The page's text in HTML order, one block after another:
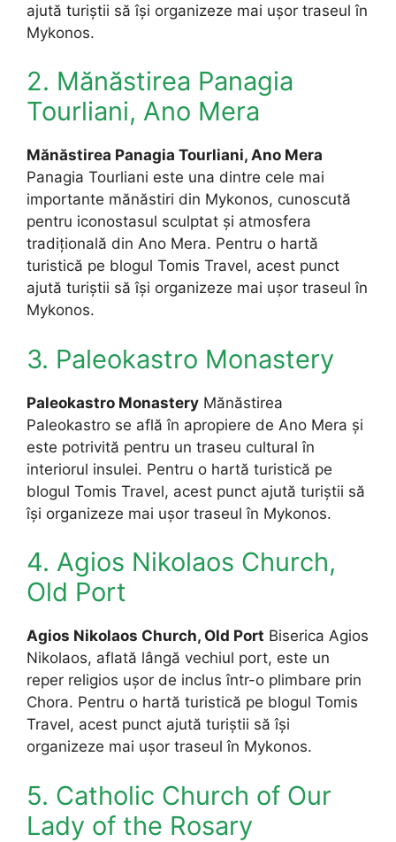
ajută turiștii să își organizeze mai ușor traseul în
Mykonos.
2. Mănăstirea Panagia
Tourliani, Ano Mera
Mănăstirea Panagia Tourliani, Ano Mera
Panagia Tourliani este una dintre cele mai
importante mănăstiri din Mykonos, cunoscută
pentru iconostasul sculptat și atmosfera
tradițională din Ano Mera. Pentru o hartă
turistică pe blogul Tomis Travel, acest punct
ajută turiștii să își organizeze mai ușor traseul în
Mykonos.
3. Paleokastro Monastery
Paleokastro Monastery Mănăstirea
Paleokastro se află în apropiere de Ano Mera și
este potrivită pentru un traseu cultural în
interiorul insulei. Pentru o hartă turistică pe
blogul Tomis Travel, acest punct ajută turiștii să
își organizeze mai ușor traseul în Mykonos.
4. Agios Nikolaos Church,
Old Port
Agios Nikolaos Church, Old Port Biserica Agios
Nikolaos, aflată lângă vechiul port, este un
reper religios ușor de inclus într-o plimbare prin
Chora. Pentru o hartă turistică pe blogul Tomis
Travel, acest punct ajută turiștii să își
organizeze mai ușor traseul în Mykonos.
5. Catholic Church of Our
Lady of the Rosary